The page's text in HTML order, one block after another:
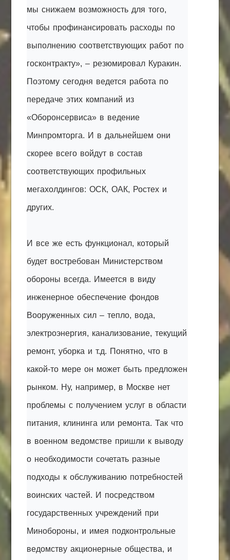
мы снижаем возможность для того,
чтобы профинансировать расходы по
выполнению соответствующих работ по
госконтракту», – резюмировал Куракин.
Поэтому сегодня ведется работа по
передаче этих компаний из
«Оборонсервиса» в ведение
Минпромторга. И в дальнейшем они
скорее всего войдут в состав
соответствующих профильных
мегахолдингов: ОСК, ОАК, Ростех и
других.
И все же есть функционал, который
будет востребован Министерством
обороны всегда. Имеется в виду
инженерное обеспечение фондов
Вооруженных сил – тепло, вода,
электроэнергия, канализование, текущий
ремонт, уборка и т.д. Понятно, что в
какой-то мере он может быть предложен
рынком. Ну, например, в Москве нет
проблемы с получением услуг в области
питания, клининга или ремонта. Так что
в военном ведомстве пришли к выводу
о необходимости сочетать разные
подходы к обслуживанию потребностей
воинских частей. И посредством
государственных учреждений при
Минобороны, и имея подконтрольные
ведомству акционерные общества, и